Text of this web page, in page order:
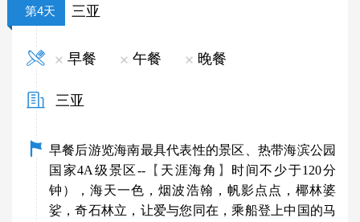
第4天 三亚
早餐 午餐 晚餐
三亚
早餐后游览海南最具代表性的景区、热带海滨公园
国家4A 级景区--【 天涯海角 】 时间不少于120分
钟），海天一色，烟波浩翰，帆影点点，椰林婆
娑，奇石林立，让爱与您同在，乘船登上中国的马